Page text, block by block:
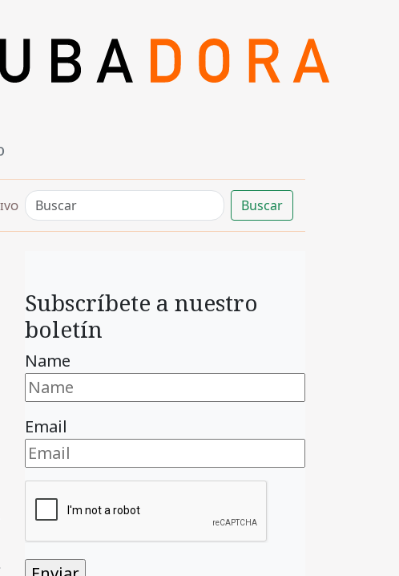
Buscar
Subscríbete a nuestro
boletín
Name
Email